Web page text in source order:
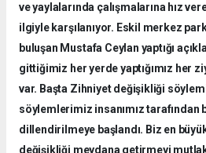
ve yaylalarında çalışmalarına hız
ilgiyle karşılanıyor. Eskil merkez
buluşan Mustafa Ceylan yaptığı
gittiğimiz her yerde yaptığımız her
var. Başta Zihniyet değişikliği
söylemlerimiz insanımız tarafından
dillendirilmeye başlandı. Biz en
değişikliği meydana getirmeyi